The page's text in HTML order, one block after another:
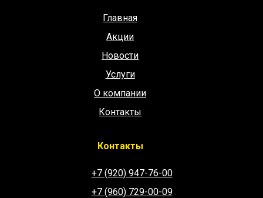
Главная
Акции
Новости
Услуги
О компании
Контакты
Контакты
+7 (920) 947-76-00
+7 (960) 729-00-09